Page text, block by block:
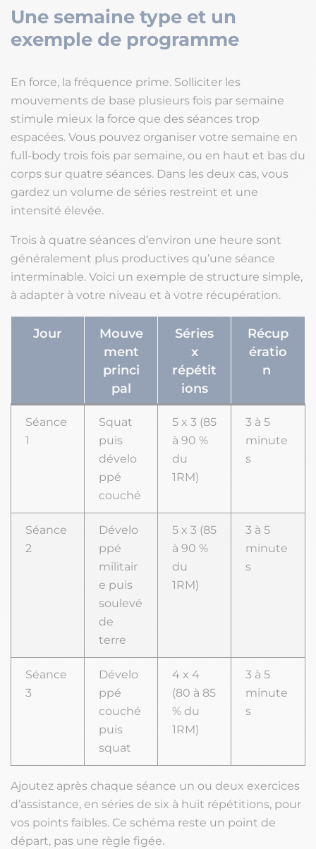
Une semaine type et un
exemple de programme
En force, la fréquence prime. Solliciter les
mouvements de base plusieurs fois par semaine
stimule mieux la force que des séances trop
espacées. Vous pouvez organiser votre semaine en
full-body trois fois par semaine, ou en haut et bas du
corps sur quatre séances. Dans les deux cas, vous
gardez un volume de séries restreint et une
intensité élevée.
Trois à quatre séances d’environ une heure sont
généralement plus productives qu’une séance
interminable. Voici un exemple de structure simple,
à adapter à votre niveau et à votre récupération.
Jour
Mouve
ment
princi
pal
Séries
x
répétit
ions
Récup
ératio
n
Séance
1
Squat
puis
dévelo
ppé
couché
5 x 3 (85
à 90 %
du
1RM)
3 à 5
minute
s
Séance
2
Dévelo
ppé
militair
e puis
soulevé
de
terre
5 x 3 (85
à 90 %
du
1RM)
3 à 5
minute
s
Séance
3
Dévelo
ppé
couché
puis
squat
4 x 4
(80 à 85
% du
1RM)
3 à 5
minute
s
Ajoutez après chaque séance un ou deux exercices
d’assistance, en séries de six à huit répétitions, pour
vos points faibles. Ce schéma reste un point de
départ, pas une règle figée.